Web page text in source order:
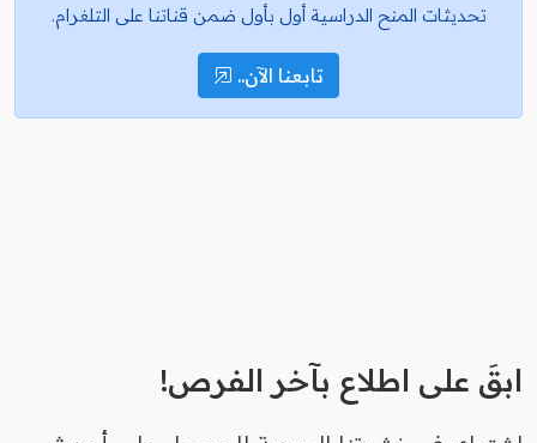
تحديثات المنح الدراسية أول بأول ضمن قناتنا على التلغرام.
تابعنا الآن..
ابقَ على اطلاع بآخر الفرص!